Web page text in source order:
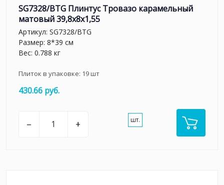
SG7328/BTG Плинтус Тровазо карамельный
матовый 39,8x8x1,55
Артикул: SG7328/BTG
Размер: 8*39 см
Вес: 0.788 кг
Плиток в упаковке: 19шт
430.66 руб.
– + шт.